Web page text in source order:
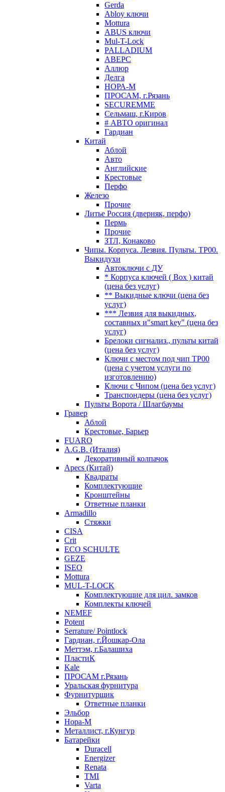
Gerda
Abloy ключи
Mottura
ABUS ключи
Mul-T-Lock
PALLADIUM
АВЕРС
Аллюр
Делга
НОРА-М
ПРОСАМ, г.Рязань
SECUREMME
Сельмаш, г.Киров
# АВТО оригинал
Гардиан
Китай
Аблой
Авто
Английские
Крестовые
Перфо
Железо
Прочие
Литье Россия (дверняк, перфо)
Пермь
Прочие
ЗТЛ, Конаково
Чипы. Корпуса. Лезвия. Пульты. TP00.
Выкидухи
Автоключи с ДУ
* Корпуса ключей ( Box ) китай
(цена без услуг)
** Выкидные ключи (цена без
услуг)
*** Лезвия для выкидных,
составных и"smart key" (цена без
услуг)
Брелоки сигнализ., пульты китай
(цена без услуг)
Ключи с местом под чип TP00
(цена с учетом услуги по
изготовлению)
Ключи с Чипом (цена без услуг)
Транспондеры (цена без услуг)
Пульты Ворота / Шлагбаумы
Гравер
Аблой
Крестовые, Барьер
FUARO
A.G.B. (Италия)
Декоративный колпачок
Apecs (Китай)
Квадраты
Комплектующие
Кронштейны
Ответные планки
Armadillo
Стяжки
CISA
Crit
ECO SCHULTE
GEZE
ISEO
Mottura
MUL-T-LOCK
Комплектующие для цил. замков
Комплекты ключей
NEMEF
Potent
Serrature/ Pointlock
Гардиан, г.Йошкар-Ола
Меттэм, г.Балашиха
ПластиК
Kale
ПРОСАМ г.Рязань
Уральская фурнитура
Фурнитурщик
Ответные планки
Эльбор
Нора-М
Металлист, г.Кунгур
Батарейки
Duracell
Energizer
Renata
TMI
Varta